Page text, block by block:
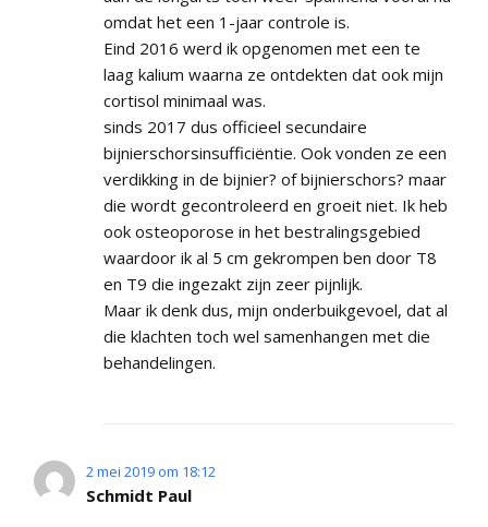
omdat het een 1-jaar controle is.
Eind 2016 werd ik opgenomen met een te
laag kalium waarna ze ontdekten dat ook mijn
cortisol minimaal was.
sinds 2017 dus officieel secundaire
bijnierschorsinsufficiëntie. Ook vonden ze een
verdikking in de bijnier? of bijnierschors? maar
die wordt gecontroleerd en groeit niet. Ik heb
ook osteoporose in het bestralingsgebied
waardoor ik al 5 cm gekrompen ben door T8
en T9 die ingezakt zijn zeer pijnlijk.
Maar ik denk dus, mijn onderbuikgevoel, dat al
die klachten toch wel samenhangen met die
behandelingen.
2 mei 2019 om 18:12
Schmidt Paul